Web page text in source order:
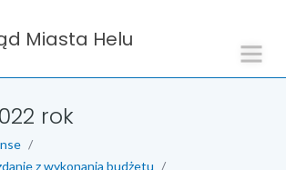
Miasta Helu
rok
z wykonania budżetu